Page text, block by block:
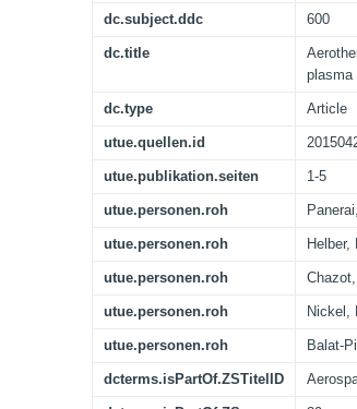
dc.subject.ddc 600
dc.title
plasma
dc.type Article
utue.quellen.id
utue.publikation.seiten 1-5
utue.personen.roh
utue.personen.roh Helber,
utue.personen.roh
utue.personen.roh Nickel,
utue.personen.roh Balat-
dcterms.isPartOf.ZSTitelID